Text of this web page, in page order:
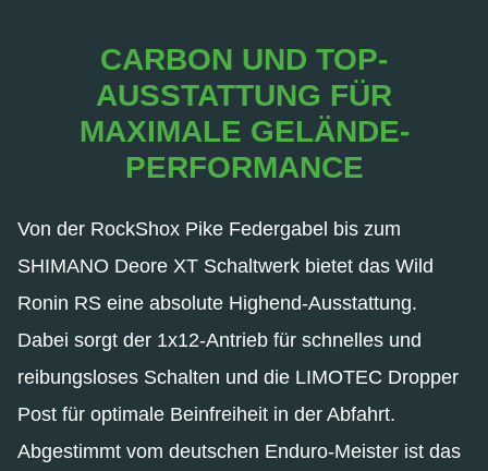
CARBON UND TOP-
AUSSTATTUNG FÜR
MAXIMALE GELÄNDE-
PERFORMANCE
Von der RockShox Pike Federgabel bis zum
SHIMANO Deore XT Schaltwerk bietet das Wild
Ronin RS eine absolute Highend-Ausstattung.
Dabei sorgt der 1x12-Antrieb für schnelles und
reibungsloses Schalten und die LIMOTEC Dropper
Post für optimale Beinfreiheit in der Abfahrt.
Abgestimmt vom deutschen Enduro-Meister ist das